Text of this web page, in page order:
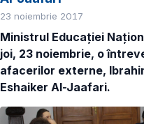
23 noiembrie 2017
Ministrul Educației
joi, 23 noiembrie, o
afacerilor externe,
Eshaiker Al-Jaafari.